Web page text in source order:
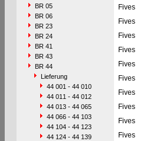
BR 05
BR 06
BR 23
BR 24
BR 41
BR 43
BR 44
Lieferung
44 001 - 44 010
44 011 - 44 012
44 013 - 44 065
44 066 - 44 103
44 104 - 44 123
44 124 - 44 139
Fives
Fives
Fives
Fives
Fives
Fives
Fives
Fives
Fives
Fives